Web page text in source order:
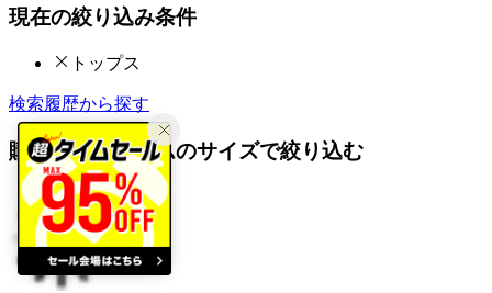
現在の絞り込み条件
トップス
検索履歴から探す
購入済みアイテムのサイズで絞り込む